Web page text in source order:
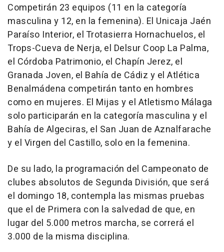
Competirán 23 equipos (11 en la categoría
masculina y 12, en la femenina). El Unicaja Jaén
Paraíso Interior, el Trotasierra Hornachuelos, el
Trops-Cueva de Nerja, el Delsur Coop La Palma,
el Córdoba Patrimonio, el Chapín Jerez, el
Granada Joven, el Bahía de Cádiz y el Atlética
Benalmádena competirán tanto en hombres
como en mujeres. El Mijas y el Atletismo Málaga
solo participarán en la categoría masculina y el
Bahía de Algeciras, el San Juan de Aznalfarache
y el Virgen del Castillo, solo en la femenina.
De su lado, la programación del Campeonato de
clubes absolutos de Segunda División, que será
el domingo 18, contempla las mismas pruebas
que el de Primera con la salvedad de que, en
lugar del 5.000 metros marcha, se correrá el
3.000 de la misma disciplina.